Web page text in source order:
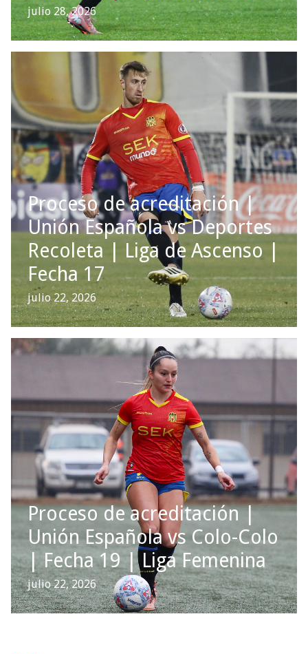
julio 28, 2026
Proceso de acreditación |
Unión Española vs Deportes
Recoleta | Liga de Ascenso |
Fecha 17
julio 22, 2026
Proceso de acreditación |
Unión Española vs Colo-Colo
| Fecha 19 | Liga Femenina
julio 22, 2026